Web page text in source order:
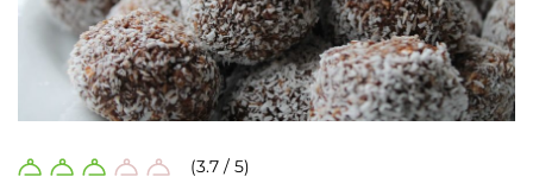
(3.7 / 5)